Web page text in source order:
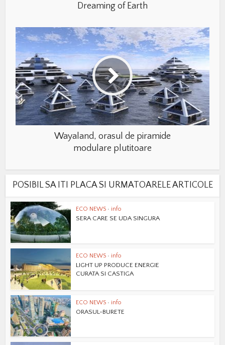
Dreaming of Earth
Wayaland, orasul de piramide
modulare plutitoare
POSIBIL SA ITI PLACA SI URMATOARELE ARTICOLE
ECO NEWS • info
SERA CARE SE UDA SINGURA
ECO NEWS • info
LIGHT UP PRODUCE ENERGIE
CURATA SI CASTIGA
ECO NEWS • info
ORASUL-BURETE